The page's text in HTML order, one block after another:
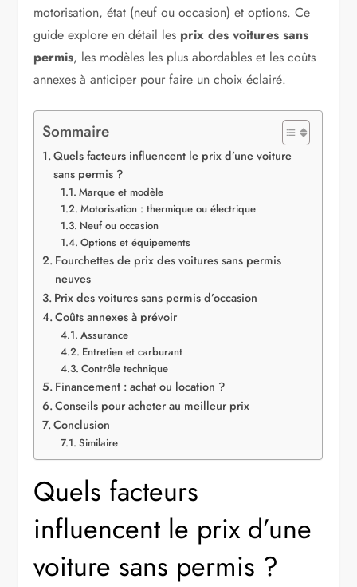
motorisation, état (neuf ou occasion) et options. Ce
guide explore en détail les prix des voitures sans
permis, les modèles les plus abordables et les coûts
annexes à anticiper pour faire un choix éclairé.
Sommaire
Quels facteurs influencent le prix d’une voiture
sans permis ?
Marque et modèle
Motorisation : thermique ou électrique
Neuf ou occasion
Options et équipements
Fourchettes de prix des voitures sans permis
neuves
Prix des voitures sans permis d’occasion
Coûts annexes à prévoir
Assurance
Entretien et carburant
Contrôle technique
Financement : achat ou location ?
Conseils pour acheter au meilleur prix
Conclusion
Similaire
Quels facteurs
influencent le prix d’une
voiture sans permis ?